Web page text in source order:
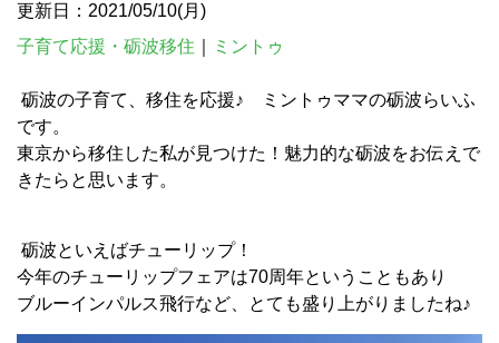
更新日：2021/05/10(月)
子育て応援・砺波移住
ミントゥ
砺波の子育て、移住を応援♪ ミントゥママの砺波らいふ
です。
東京から移住した私が見つけた！魅力的な砺波をお伝えで
きたらと思います。
砺波といえばチューリップ！
今年のチューリップフェアは70周年ということもあり
ブルーインパルス飛行など、とても盛り上がりましたね♪